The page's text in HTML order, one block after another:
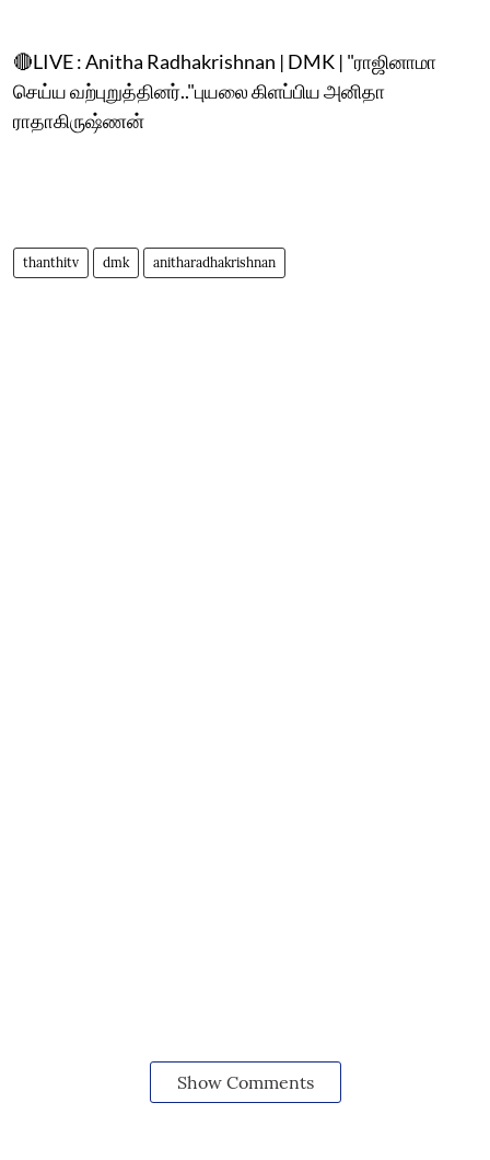
🔴LIVE : Anitha Radhakrishnan | DMK | "ராஜினாமா
செய்ய வற்புறுத்தினர்.."புயலை கிளப்பிய அனிதா
ராதாகிருஷ்ணன்
thanthitv dmk anitharadhakrishnan
Show Comments